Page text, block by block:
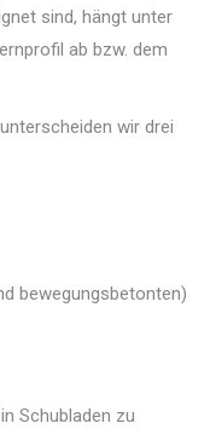
sind, hängt unter
ab bzw. dem
wir drei
bewegungsbetonten)
Schubladen zu